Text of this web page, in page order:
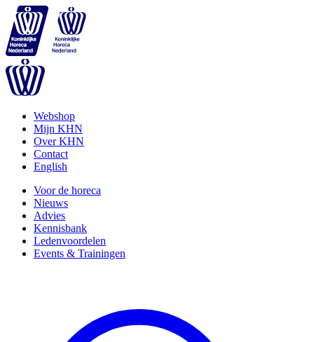
Webshop
Mijn KHN
Over KHN
Contact
English
Voor de horeca
Nieuws
Advies
Kennisbank
Ledenvoordelen
Events & Trainingen